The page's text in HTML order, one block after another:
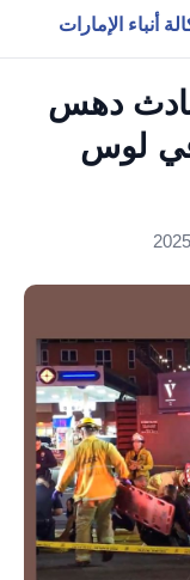
أنباء الإمارات
في حادث دهس
لوس